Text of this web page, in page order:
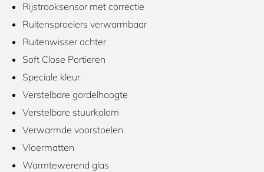
Rijstrooksensor met correctie
Ruitensproeiers verwarmbaar
Ruitenwisser achter
Soft Close Portieren
Speciale kleur
Verstelbare gordelhoogte
Verstelbare stuurkolom
Verwarmde voorstoelen
Vloermatten
Warmtewerend glas